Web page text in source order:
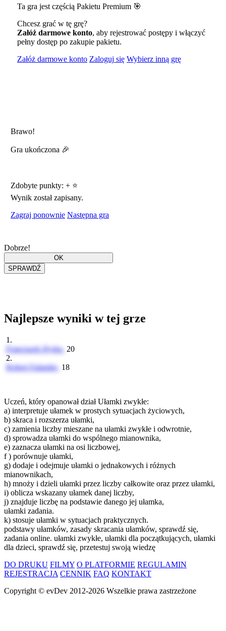
Ta gra jest częścią Pakietu Premium 🎯
Chcesz grać w tę grę?
Załóż darmowe konto, aby rejestrować postępy i włączyć
pełny dostęp po zakupie pakietu.
Załóż darmowe konto Zaloguj się Wybierz inną grę
Brawo!
Gra ukończona 🎉
Zdobyte punkty: +⭐
Wynik został zapisany.
Zagraj ponownie Następna gra
Dobrze!
Najlepsze wyniki w tej grze
1.
Franciszek Hydra 20
2.
Robert Falander 18
Uczeń, który opanował dział Ułamki zwykłe:
a) interpretuje ułamek w prostych sytuacjach życiowych,
b) skraca i rozszerza ułamki,
c) zamienia liczby mieszane na ułamki zwykłe i odwrotnie,
d) sprowadza ułamki do wspólnego mianownika,
e) zaznacza ułamki na osi liczbowej,
f ) porównuje ułamki,
g) dodaje i odejmuje ułamki o jednakowych i różnych
mianownikach,
h) mnoży i dzieli ułamki przez liczby całkowite oraz przez ułamki,
i) oblicza wskazany ułamek danej liczby,
j) znajduje liczbę na podstawie danego jej ułamka,
ułamki zadania.
k) stosuje ułamki w sytuacjach praktycznych.
podstawy ułamków, zasady skracania ułamków, sprawdź się,
zadania online. ułamki zwykłe, ułamki dla początkujących, ułamki
dla dzieci, sprawdź się, przetestuj swoją wiedzę
DO DRUKU FILMY O PLATFORMIE REGULAMIN
REJESTRACJA CENNIK FAQ KONTAKT
Copyright © evDev 2012-2026 Wszelkie prawa zastrzeżone